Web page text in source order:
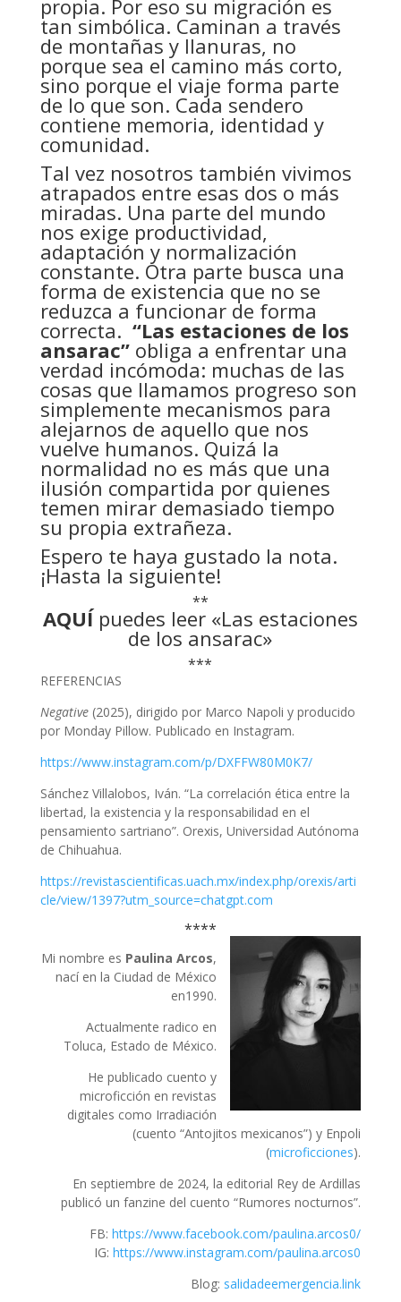
propia. Por eso su migración es
tan simbólica. Caminan a través
de montañas y llanuras, no
porque sea el camino más corto,
sino porque el viaje forma parte
de lo que son. Cada sendero
contiene memoria, identidad y
comunidad.
Tal vez nosotros también vivimos
atrapados entre esas dos o más
miradas. Una parte del mundo
nos exige productividad,
adaptación y normalización
constante. Otra parte busca una
forma de existencia que no se
reduzca a funcionar de forma
correcta. “Las estaciones de los
ansarac”obliga a enfrentar una
verdad incómoda: muchas de las
cosas que llamamos progreso son
simplemente mecanismos para
alejarnos de aquello que nos
vuelve humanos. Quizá la
normalidad no es más que una
ilusión compartida por quienes
temen mirar demasiado tiempo
su propia extrañeza.
Espero te haya gustado la nota.
¡Hasta la siguiente!
**
AQUÍ puedes leer «Las estaciones
de los ansarac»
***
REFERENCIAS
Negative(2025), dirigido por Marco Napoli y producido
por Monday Pillow. Publicado en Instagram.
https://www.instagram.com/p/DXFFW80M0K7/
Sánchez Villalobos, Iván. “La correlación ética entre la
libertad, la existencia y la responsabilidad en el
pensamiento sartriano”. Orexis, Universidad Autónoma
de Chihuahua.
https://revistascientificas.uach.mx/index.php/orexis/arti
cle/view/1397?utm_source=chatgpt.com
****
Mi nombre es Paulina Arcos,
nací en la Ciudad de México
en1990.
Actualmente radico en
Toluca, Estado de México.
He publicado cuento y
microficción en revistas
digitales como Irradiación
(cuento “Antojitos mexicanos”) y Enpoli
(microficciones).
En septiembre de 2024, la editorial Rey de Ardillas
publicó un fanzine del cuento “Rumores nocturnos”.
FB:https://www.facebook.com/paulina.arcos0/
IG:https://www.instagram.com/paulina.arcos0
Blog: salidadeemergencia.link